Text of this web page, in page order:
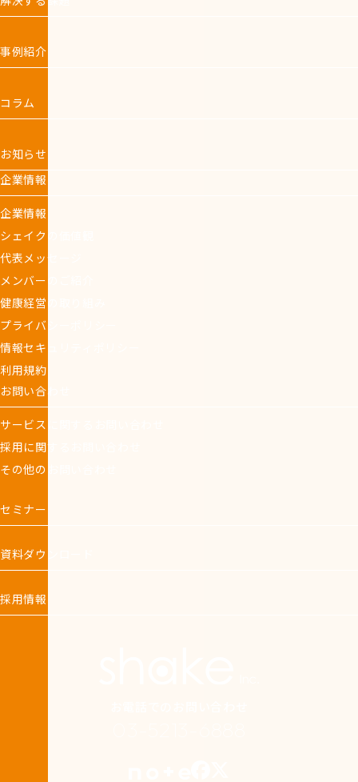
事例紹介
コラム
お知らせ
企業情報
企業情報
シェイクの価値観
代表メッセージ
メンバーのご紹介
健康経営の取り組み
プライバシーポリシー
情報セキュリティポリシー
利用規約
お問い合わせ
サービスに関するお問い合わせ
採用に関するお問い合わせ
その他のお問い合わせ
セミナー
資料ダウンロード
採用情報